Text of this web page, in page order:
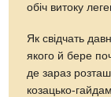
обіч витоку
Як свідчать
якого й бере
де зараз
козацько-